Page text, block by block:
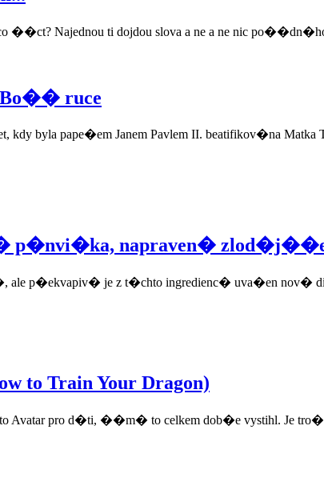
Najednou ti dojdou slova a ne a ne nic
Bo�� ruce
byla pape�em Janem Pavlem II. beatifikov�na
p�nvi�ka, napraven�
ale p�ekvapiv� je z t�chto ingredienc� uva�en nov�
to Train Your Dragon)
to Avatar pro d�ti, ��m� to celkem dob�e vystihl.